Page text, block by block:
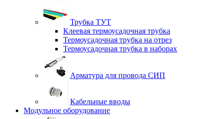
Трубка ТУТ
Клеевая термоусадочная трубка
Термоусадочная трубка на отрез
Термоусадочная трубка в наборах
Арматура для провода СИП
Кабельные вводы
Модульное оборудование